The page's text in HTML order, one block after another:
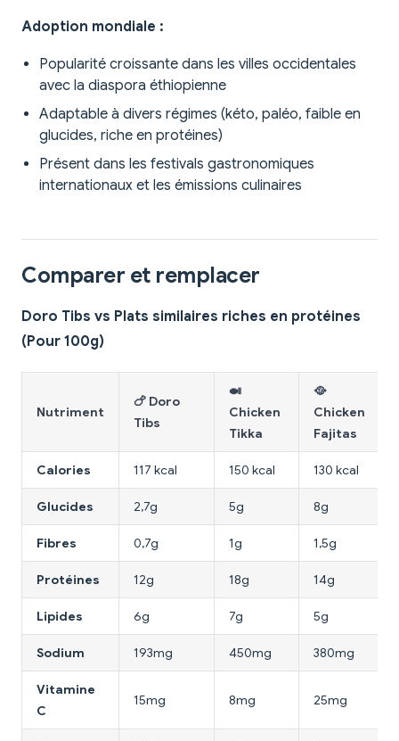
Adoption mondiale :
Popularité croissante dans les villes occidentales
avec la diaspora éthiopienne
Adaptable à divers régimes (kéto, paléo, faible en
glucides, riche en protéines)
Présent dans les festivals gastronomiques
internationaux et les émissions culinaires
Comparer et remplacer
Doro Tibs vs Plats similaires riches en protéines
(Pour 100g)
Nutriment
🍗 Doro
Tibs
🍛
Chicken
Tikka
🥘
Chicken
Fajitas
Calories 117 kcal 150 kcal 130 kcal
Glucides 2,7g 5g 8g
Fibres 0,7g 1g 1,5g
Protéines 12g 18g 14g
Lipides 6g 7g 5g
Sodium 193mg 450mg 380mg
Vitamine
C
15mg 8mg 25mg